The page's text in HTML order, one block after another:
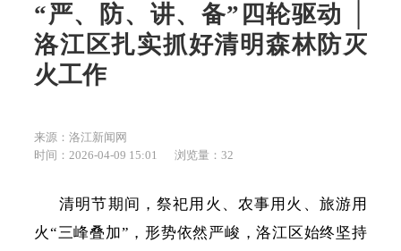
“严、防、讲、备”四轮驱动 │
洛江区扎实抓好清明森林防灭
火工作
来源：洛江新闻网
时间：2026-04-09 15:01
浏览量： 32
清明节期间，祭祀用火、农事用火、旅游用
火“三峰叠加”，形势依然严峻，洛江区始终坚持